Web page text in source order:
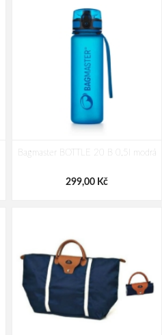
černé
Bagmaster BOTTLE 20 B 0,5l modrá
299,00 Kč